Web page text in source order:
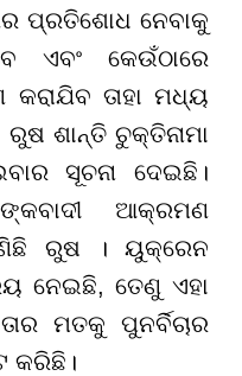
ପ୍ରତିଶୋଧ ନେବାକୁ
ଏବଂ କେଉଁଠାରେ
ତାହା ମଧ୍ୟ
ଶାନ୍ତି ଚୁକ୍ତିନାମା
ସୂଚନା ଦେଇଛି।
ଆକ୍ରମଣ
ରୁଷ । ୟୁକ୍ରେନ
ନେଇଛି, ତେଣୁ ଏହା
ମତକୁ ପୁନର୍ବିଚାର
କରିଛି।